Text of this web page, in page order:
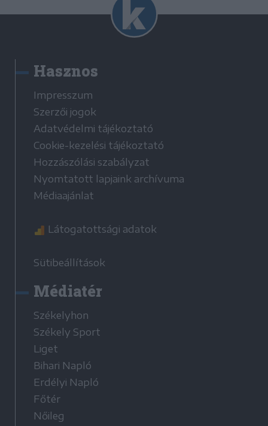
Hasznos
Impresszum
Szerzői jogok
Adatvédelmi tájékoztató
Cookie-kezelési tájékoztató
Hozzászólási szabályzat
Nyomtatott lapjaink archívuma
Médiaajánlat
Látogatottsági adatok
Sütibeállítások
Médiatér
Székelyhon
Székely Sport
Liget
Bihari Napló
Erdélyi Napló
Főtér
Nőileg